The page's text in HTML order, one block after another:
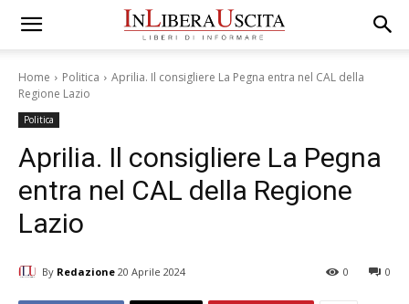
Home Politica
Aprilia. Il consigliere La Pegna entra nel CAL della
Regione Lazio
Politica
Aprilia. Il consigliere La Pegna
entra nel CAL della Regione
Lazio
By Redazione 20 Aprile 2024 0
0